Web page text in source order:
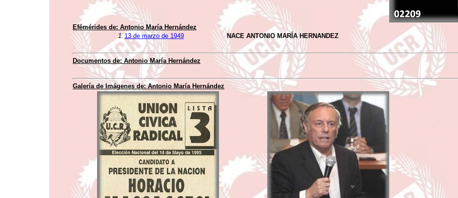
Efémérides de: Antonio María Hernández
1. 13 de marzo de 1949 NACE ANTONIO MARÍA HERNANDEZ
Documentos de: Antonio María Hernández
Galería de Imágenes de:Antonio María Hernández